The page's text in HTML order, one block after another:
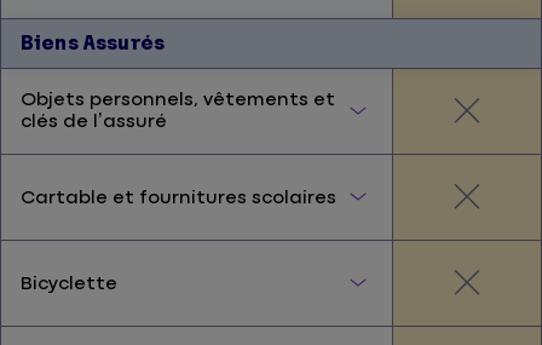
Biens Assurés
Objets personnels, vêtements et
clés de l’assuré
Cartable et fournitures scolaires
Bicyclette